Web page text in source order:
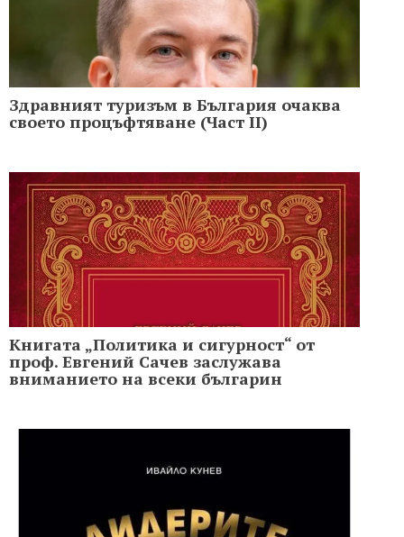
Здравният туризъм в България очаква
своето процъфтяване (Част II)
Книгата „Политика и сигурност“ от
проф. Евгений Сачев заслужава
вниманието на всеки българин